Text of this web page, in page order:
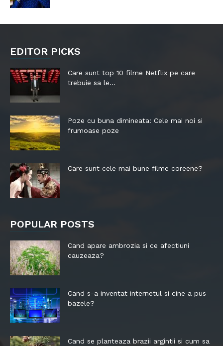
EDITOR PICKS
Care sunt top 10 filme Netflix pe care
trebuie sa le...
Poze cu buna dimineata: Cele mai noi si
frumoase poze
Care sunt cele mai bune filme coreene?
POPULAR POSTS
Cand apare ambrozia si ce afectiuni
cauzeaza?
Cand s-a inventat internetul si cine a pus
bazele?
Cand se planteaza brazii argintii si cum sa